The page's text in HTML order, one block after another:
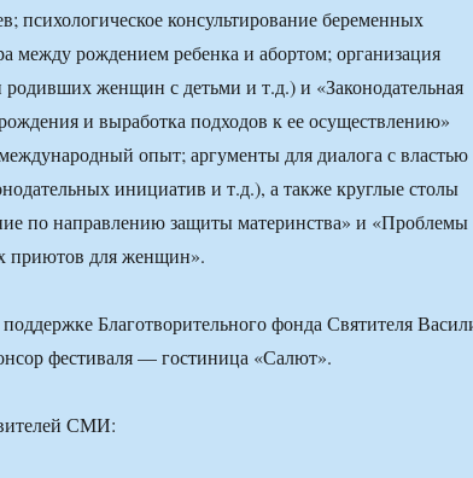
психологическое консультирование беременных
между рождением ребенка и абортом; организация
женщин с детьми и т.д.) и «Законодательная
и выработка подходов к ее осуществлению»
опыт; аргументы для диалога с властью
инициатив и т.д.), а также круглые столы
по направлению защиты материнства» и
приютов для женщин».
Благотворительного фонда Святителя
фестиваля — гостиница «Салют».
СМИ: